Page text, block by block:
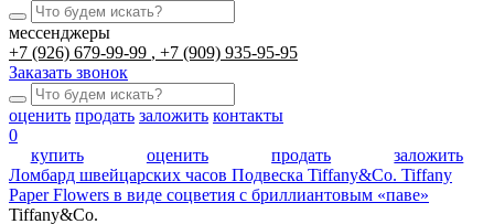
мессенджеры
+7 (926) 679-99-99
+7 (909) 935-95-95
Заказать звонок
оценить продать заложить контакты
0
купить
оценить продать
заложить
Ломбард швейцарских часов Подвеска Tiffany&Co. Tiffany
Paper Flowers в виде соцветия с бриллиантовым «паве»
Tiffany&Co.